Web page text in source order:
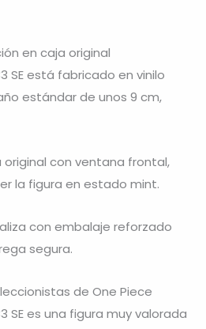
en caja original
SE está fabricado en vinilo
estándar de unos 9 cm,
con ventana frontal,
la figura en estado mint.
con embalaje reforzado
segura.
de One Piece
SE es una figura muy valorada